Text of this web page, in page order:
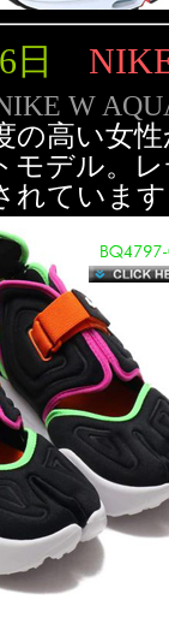
日
W
の高い女
モデル。
れていま